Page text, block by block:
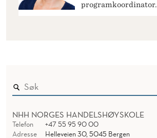
programkoordinator.
NHH NORGES HANDELSHØYSKOLE
Telefon
+47 55 95 90 00
Adresse
Helleveien 30, 5045 Bergen